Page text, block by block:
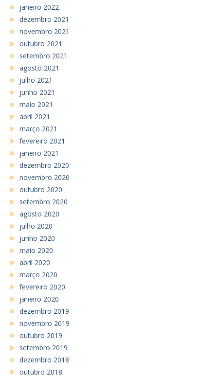
janeiro 2022
dezembro 2021
novembro 2021
outubro 2021
setembro 2021
agosto 2021
julho 2021
junho 2021
maio 2021
abril 2021
março 2021
fevereiro 2021
janeiro 2021
dezembro 2020
novembro 2020
outubro 2020
setembro 2020
agosto 2020
julho 2020
junho 2020
maio 2020
abril 2020
março 2020
fevereiro 2020
janeiro 2020
dezembro 2019
novembro 2019
outubro 2019
setembro 2019
dezembro 2018
outubro 2018